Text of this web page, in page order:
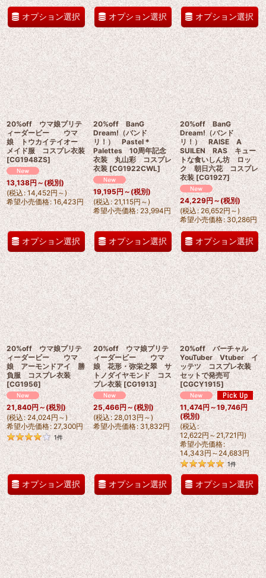
オプション選択 オプション選択 オプション選択
20%off ウマ娘プリテ
ィーダービー ウマ
娘 トウカイテイオー
メイド服 コスプレ衣装
[CG1948ZS]
13,138円～(税別)
(税込: 14,452円～)
希望小売価格: 16,423円
オプション選択
20%off BanG
Dream!（バンド
リ！） Pastel＊
Palettes 10周年記念
衣装 丸山彩 コスプレ
衣装 [CG1922CWL]
19,195円～(税別)
(税込: 21,115円～)
希望小売価格: 23,994円
オプション選択
20%off BanG
Dream!（バンド
リ！） RAISE A
SUILEN RAS キュー
トな食いしん坊 ロッ
ク 朝日六花 コスプレ
衣装 [CG1927]
24,229円～(税別)
(税込: 26,652円～)
希望小売価格: 30,286円
オプション選択
20%off ウマ娘プリテ
ィーダービー ウマ
娘 アーモンドアイ 勝
負服 コスプレ衣装
[CG1956]
21,840円～(税別)
(税込: 24,024円～)
希望小売価格: 27,300円
1件
オプション選択
20%off ウマ娘プリテ
ィーダービー ウマ
娘 花形・弥栄之翠 サ
トノダイヤモンド コス
プレ衣装 [CG1913]
25,466円～(税別)
(税込: 28,013円～)
希望小売価格: 31,832円
オプション選択
20%off バーチャル
YouTuber Vtuber イ
ッテツ コスプレ衣装
セットで発売可
[CGCY1915]
11,474円～19,746円
(税別)
(税込:
12,622円～21,721円)
希望小売価格:
14,343円～24,683円
1件
オプション選択